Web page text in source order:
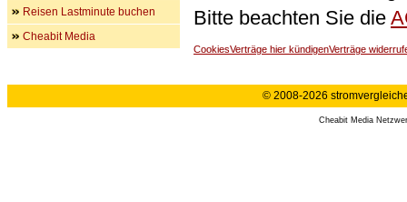
Bitte beachten Sie die
CookiesVerträge hier kündigenVerträge
Reisen Lastminute buchen
Cheabit Media
© 2008-2026
Cheabit Media